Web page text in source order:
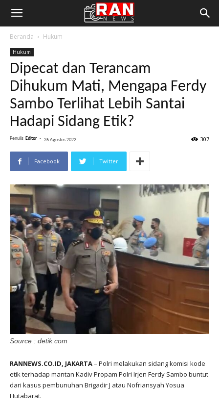
Beranda Hukum
Hukum
Dipecat dan Terancam
Dihukum Mati, Mengapa Ferdy
Sambo Terlihat Lebih Santai
Hadapi Sidang Etik?
Penulis Editor - 26 Agustus 2022 307
Facebook Twitter
Source : detik.com
RANNEWS.CO.ID, JAKARTA– Polri melakukan sidang komisi kode
etik terhadap mantan Kadiv Propam Polri Irjen Ferdy Sambo buntut
dari kasus pembunuhan Brigadir J atau Nofriansyah Yosua
Hutabarat.